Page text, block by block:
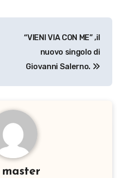
“VIENI VIA CON ME” ,il
nuovo singolo di
Giovanni Salerno.
master